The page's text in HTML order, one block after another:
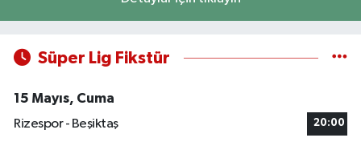
Süper Lig Fikstür
15 Mayıs, Cuma
Rizespor - Beşiktaş
20:00